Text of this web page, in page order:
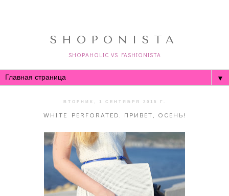
SHOPONISTA
SHOPAHOLIC VS FASHIONISTA
▼
ВТОРНИК, 1 СЕНТЯБРЯ 2015 Г.
WHITE PERFORATED. ПРИВЕТ, ОСЕНЬ!